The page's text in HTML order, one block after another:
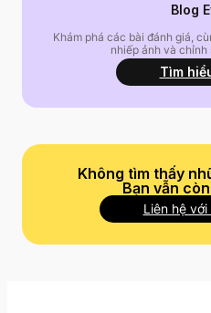
Blog
Khám phá các bài đánh giá,
nhiếp ảnh và chỉnh
Tìm
Không tìm thấy
Bạn vẫn
Liên hệ